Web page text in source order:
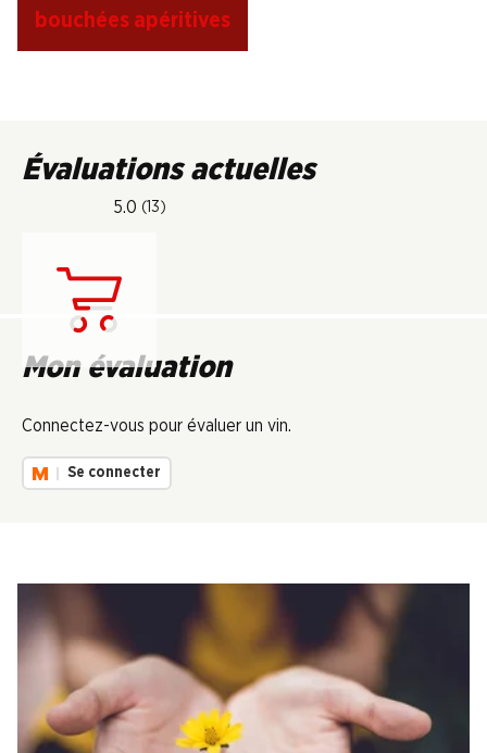
bouchées apéritives
Évaluations actuelles
5.0 (13)
Mon évaluation
Connectez-vous pour évaluer un vin.
Se connecter